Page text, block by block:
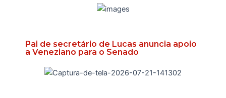
Pai de secretário de Lucas anuncia apoio
a Veneziano para o Senado